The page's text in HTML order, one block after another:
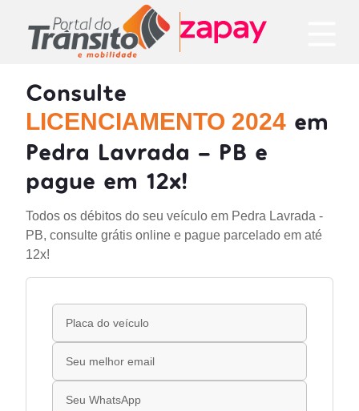
Consulte
LICENCIAMENTO 2024 em
Pedra Lavrada - PB e
pague em 12x!
Todos os débitos do seu veículo em Pedra Lavrada -
PB, consulte grátis online e pague parcelado em até
12x!